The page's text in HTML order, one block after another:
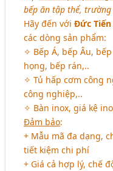
bếp ăn tập thể, trường
Hãy đến vớiĐức
các dòng sản phẩm:
✧ Bếp Á, bếp Âu,
họng, bếp rán,..
✧ Tủ hấp cơm công
công nghiệp,..
✧ Bàn inox, giá kệ
Đảm bảo:
+ Mẫu mã đa dạng,
tiết kiệm chi phí
+ Giá cả hợp lý, chế